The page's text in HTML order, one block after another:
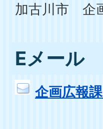
加古川市 企
Eメール
企画広報